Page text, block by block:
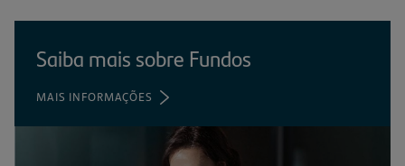
Saiba mais sobre Fundos
MAIS INFORMAÇÕES (ABRE
UMA
NOVA